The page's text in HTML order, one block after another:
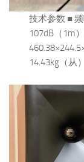
技术参数 ■
107dB（1m
14.43kg（从